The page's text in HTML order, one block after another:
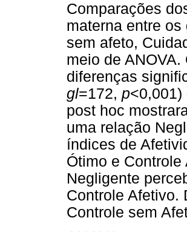
Comparações
materna entre
sem afeto,
meio de
diferenças
gl=172, p<0,001)
post hoc
uma relação
índices de
Ótimo e
Negligente
Controle Afetivo.
Controle sem